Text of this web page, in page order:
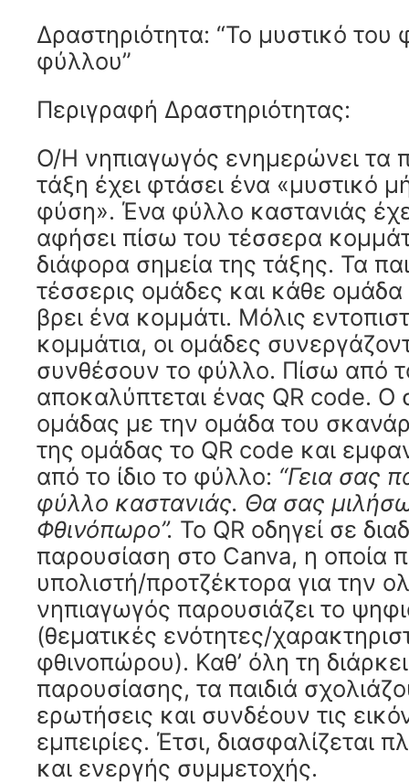
Δραστηριότητα: “Το μυστικό του
φύλλου”
Περιγραφή Δραστηριότητας:
Ο/Η νηπιαγωγός ενημερώνει τα
τάξη έχει φτάσει ένα «μυστικό
φύση». Ένα φύλλο καστανιάς
αφήσει πίσω του τέσσερα
διάφορα σημεία της τάξης. Τα
τέσσερις ομάδες και κάθε
βρει ένα κομμάτι. Μόλις
κομμάτια, οι ομάδες
συνθέσουν το φύλλο. Πίσω από
αποκαλύπτεται ένας QR code. Ο
ομάδας με την ομάδα του
της ομάδας το QR code και
από το ίδιο το φύλλο: “Γεια σας
φύλλο καστανιάς. Θα σας
Φθινόπωρο”. Το QR οδηγεί σε
παρουσίαση στο Canva, η οποία
υπολιστή/προτζέκτορα για την
νηπιαγωγός παρουσιάζει το
(θεματικές ενότητες/
φθινοπώρου). Καθ’ όλη τη
παρουσίασης, τα παιδιά
ερωτήσεις και συνδέουν τις
εμπειρίες. Έτσι, διασφαλίζεται
και ενεργής συμμετοχής.